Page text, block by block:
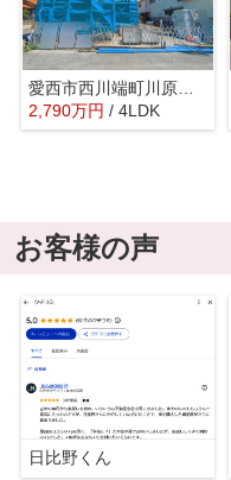
愛西市西川端町川原前40-5『仲介料無料』新築戸建て
2,790万円 / 4LDK
お客様の声
日比野くん